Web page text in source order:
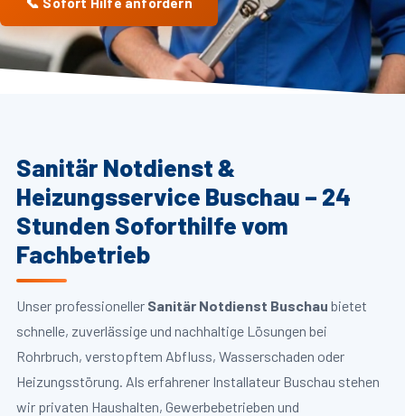
Sanitär Notdienst &
Heizungsservice Buschau – 24
Stunden Soforthilfe vom
Fachbetrieb
Unser professioneller Sanitär Notdienst Buschau bietet
schnelle, zuverlässige und nachhaltige Lösungen bei
Rohrbruch, verstopftem Abfluss, Wasserschaden oder
Heizungsstörung. Als erfahrener Installateur Buschau stehen
wir privaten Haushalten, Gewerbebetrieben und